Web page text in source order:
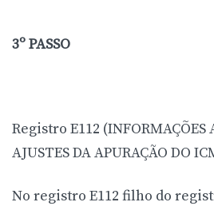
3º PASSO
Registro E112 (INFORMAÇÕES
AJUSTES DA APURAÇÃO DO
No registro E112 filho do